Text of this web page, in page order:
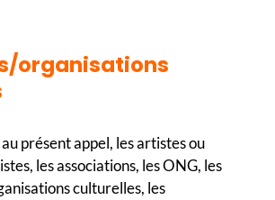
organisations
présent appel, les artistes ou
les associations, les ONG, les
culturelles, les